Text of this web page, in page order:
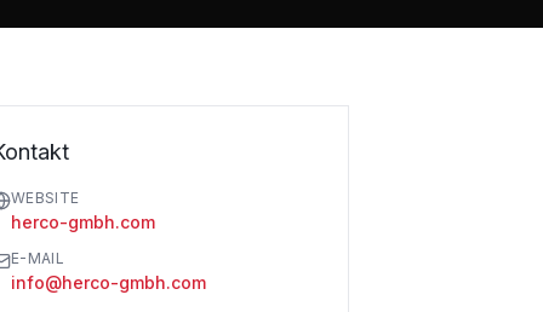
WEBSITE
herco-gmbh.com
E-MAIL
info@herco-gmbh.com